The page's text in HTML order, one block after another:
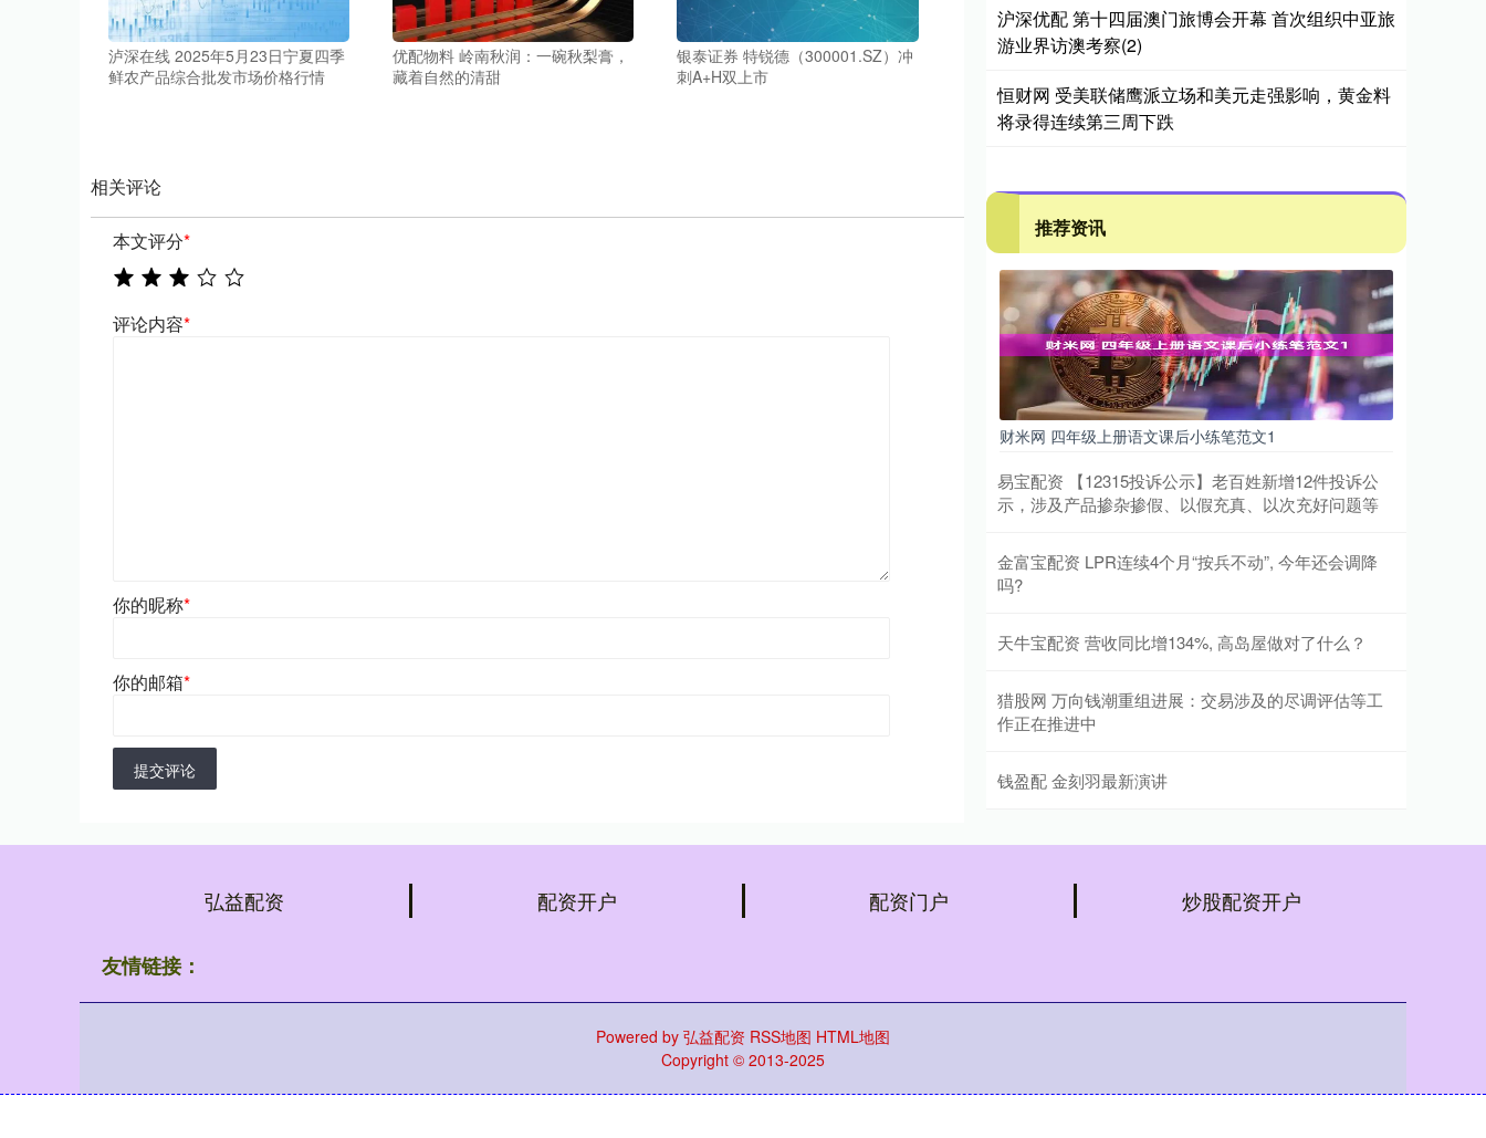
泸深在线 2025年5月23日宁夏四季
鲜农产品综合批发市场价格行情
优配物料 岭南秋润：一碗秋梨膏，
藏着自然的清甜
银泰证券 特锐德（300001.SZ）冲
刺A+H双上市
相关评论
本文评分*
评论内容*
你的昵称*
你的邮箱*
提交评论
沪深优配 第十四届澳门旅博会开幕 首次组织中亚旅
游业界访澳考察(2)
恒财网 受美联储鹰派立场和美元走强影响，黄金料
将录得连续第三周下跌
推荐资讯
财米网 四年级上册语文课后小练笔范文1
易宝配资 【12315投诉公示】老百姓新增12件投诉公
示，涉及产品掺杂掺假、以假充真、以次充好问题等
金富宝配资 LPR连续4个月“按兵不动”, 今年还会调降
吗?
天牛宝配资 营收同比增134%, 高岛屋做对了什么？
猎股网 万向钱潮重组进展：交易涉及的尽调评估等工
作正在推进中
钱盈配 金刻羽最新演讲
弘益配资 配资开户 配资门户 炒股配资开户
友情链接：
Powered by 弘益配资 RSS地图 HTML地图
Copyright © 2013-2025